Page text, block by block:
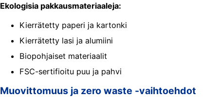
Ekologisia pakkausmateriaaleja:
Kierrätetty paperi ja kartonki
Kierrätetty lasi ja alumiini
Biopohjaiset materiaalit
FSC-sertifioitu puu ja pahvi
Muovittomuus ja zero waste -vaihtoehdot